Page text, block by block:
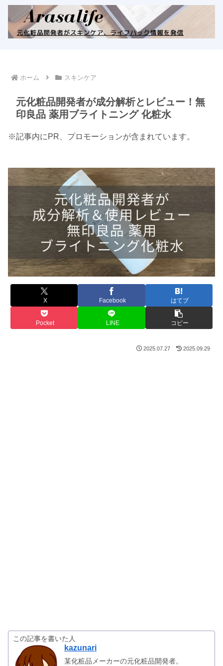
ホーム スキンケア
元化粧品開発者が成分解析とレビュー！無
印良品 薬用ブライトニング 化粧水
※記事内にPR、プロモーションが含まれています。
X Facebook はてブ
Pocket LINE コピー
2025.07.27 2025.09.29
この記事を書いた人
kazunari
某化粧品メーカーの元化粧品開発者。